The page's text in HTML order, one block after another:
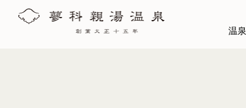
温泉